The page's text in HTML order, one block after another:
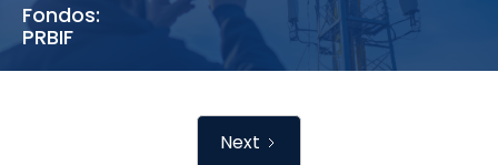
Fondos:
PRBIF
Next